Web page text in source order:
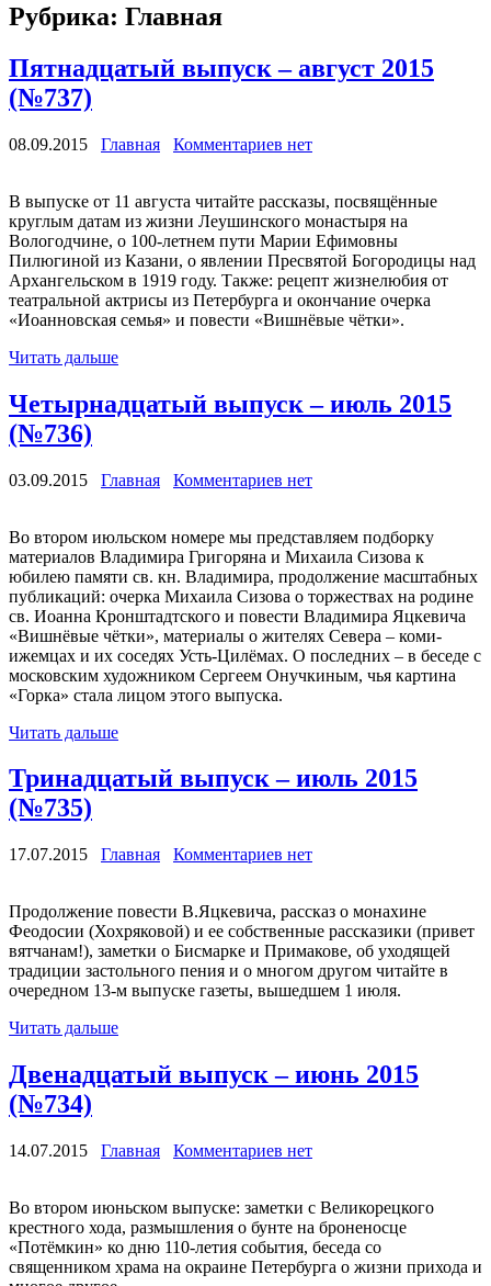
Рубрика: Главная
Пятнадцатый выпуск – август 2015
(№737)
08.09.2015 Главная Комментариев нет
В выпуске от 11 августа читайте рассказы, посвящённые
круглым датам из жизни Леушинского монастыря на
Вологодчине, о 100-летнем пути Марии Ефимовны
Пилюгиной из Казани, о явлении Пресвятой Богородицы над
Архангельском в 1919 году. Также: рецепт жизнелюбия от
театральной актрисы из Петербурга и окончание очерка
«Иоанновская семья» и повести «Вишнёвые чётки».
Читать дальше
Четырнадцатый выпуск – июль 2015
(№736)
03.09.2015 Главная Комментариев нет
Во втором июльском номере мы представляем подборку
материалов Владимира Григоряна и Михаила Сизова к
юбилею памяти св. кн. Владимира, продолжение масштабных
публикаций: очерка Михаила Сизова о торжествах на родине
св. Иоанна Кронштадтского и повести Владимира Яцкевича
«Вишнёвые чётки», материалы о жителях Севера – коми-
ижемцах и их соседях Усть-Цилёмах. О последних – в беседе с
московским художником Сергеем Онучкиным, чья картина
«Горка» стала лицом этого выпуска.
Читать дальше
Тринадцатый выпуск – июль 2015
(№735)
17.07.2015 Главная Комментариев нет
Продолжение повести В.Яцкевича, рассказ о монахине
Феодосии (Хохряковой) и ее собственные рассказики (привет
вятчанам!), заметки о Бисмарке и Примакове, об уходящей
традиции застольного пения и о многом другом читайте в
очередном 13-м выпуске газеты, вышедшем 1 июля.
Читать дальше
Двенадцатый выпуск – июнь 2015
(№734)
14.07.2015 Главная Комментариев нет
Во втором июньском выпуске: заметки с Великорецкого
крестного хода, размышления о бунте на броненосце
«Потёмкин» ко дню 110-летия события, беседа со
священником храма на окраине Петербурга о жизни прихода и